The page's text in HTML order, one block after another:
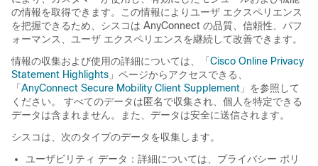
の情報を取得できます。この情報によりユーザ エクスペリエンス
を把握できるため、シスコは AnyConnect の品質、信頼性、パフ
ォーマンス、ユーザ エクスペリエンスを継続して改善できます。
情報の収集および使用の詳細については、「 Cisco Online Privacy
Statement Highlights 」ページからアクセスできる、
「 AnyConnect Secure Mobility Client Supplement 」を参照して
ください。
すべてのデータは匿名で収集され、個人を特定できる
データは含まれません。また、データは安全に送信されます。
シスコは、次のタイプのデータを収集します。
ユーザビリティ データ：詳細については、プライバシー ポリ